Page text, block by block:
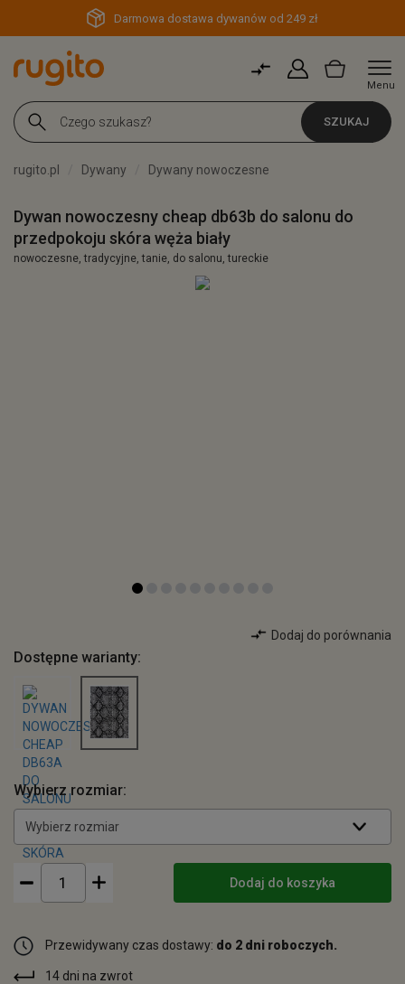
Darmowa dostawa dywanów od 249 zł
Menu
SZUKAJ
rugito.pl Dywany Dywany nowoczesne
Dywan nowoczesny cheap db63b do salonu do
przedpokoju skóra węża biały
nowoczesne, tradycyjne, tanie, do salonu, tureckie
Dodaj do porównania
Dostępne warianty:
Wybierz rozmiar:
Wybierz rozmiar
Dodaj do koszyka
Przewidywany czas dostawy: do 2 dni roboczych.
14 dni na zwrot